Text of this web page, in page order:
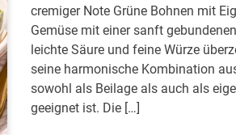
cremiger Note Grüne Bohnen mit
Gemüse mit einer sanft
leichte Säure und feine Würze
seine harmonische Kombination
sowohl als Beilage als auch als
geeignet ist. Die […]